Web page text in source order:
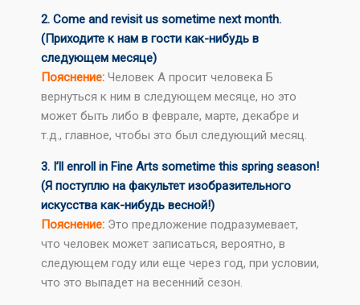
2. Come and revisit us sometime next month.
(Приходите к нам в гости как-нибудь в
следующем месяце)
Пояснение:Человек А просит человека Б
вернуться к ним в следующем месяце, но это
может быть либо в феврале, марте, декабре и
т.д., главное, чтобы это был следующий месяц.
3. I’ll enroll in Fine Arts sometime this spring season!
(Я поступлю на факультет изобразительного
искусства как-нибудь весной!)
Пояснение:Это предложение подразумевает,
что человек может записаться, вероятно, в
следующем году или еще через год, при условии,
что это выпадет на весенний сезон.